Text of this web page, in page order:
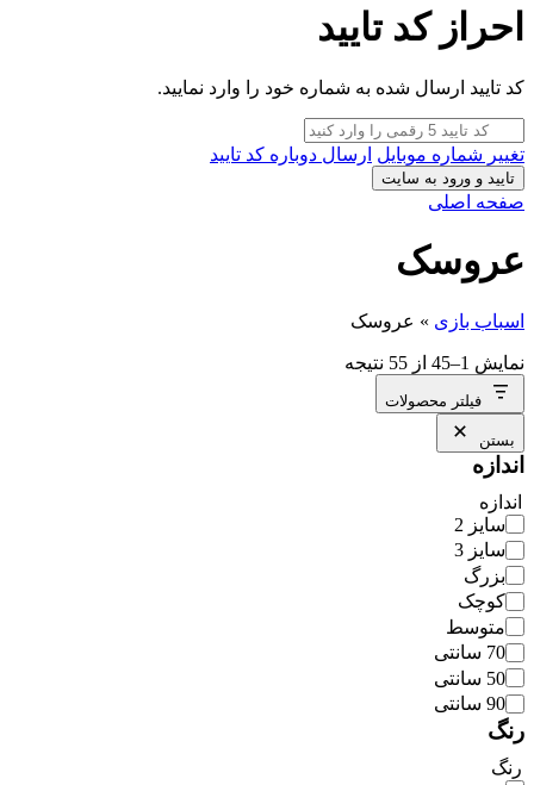
احراز کد تایید
کد تایید ارسال شده به شماره خود را وارد نمایید.
تغییر شماره موبایل ارسال دوباره کد تایید
تایید و ورود به سایت
صفحه اصلی
عروسک
اسباب بازی » عروسک
نمایش 1–45 از 55 نتیجه
فیلتر محصولات
بستن
اندازه
اندازه
سایز 2
سایز 3
بزرگ
کوچک
متوسط
70 سانتی
50 سانتی
90 سانتی
رنگ
رنگ